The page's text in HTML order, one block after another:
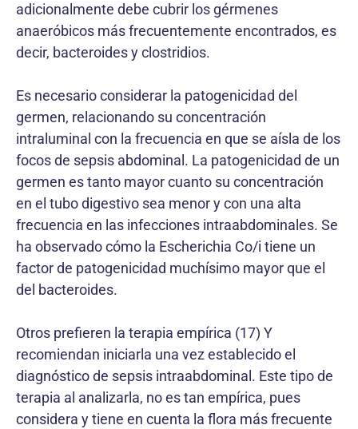
adicionalmente debe cubrir los gérmenes
anaeróbicos más frecuentemente encontrados, es
decir, bacteroides y clostridios.
Es necesario considerar la patogenicidad del
germen, relacionando su concentración
intraluminal con la frecuencia en que se aísla de los
focos de sepsis abdominal. La patogenicidad de un
germen es tanto mayor cuanto su concentración
en el tubo digestivo sea menor y con una alta
frecuencia en las infecciones intraabdominales. Se
ha observado cómo la Escherichia Co/i tiene un
factor de patogenicidad muchísimo mayor que el
del bacteroides.
Otros prefieren la terapia empírica (17) Y
recomiendan iniciarla una vez establecido el
diagnóstico de sepsis intraabdominal. Este tipo de
terapia al analizarla, no es tan empírica, pues
considera y tiene en cuenta la flora más frecuente